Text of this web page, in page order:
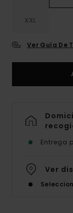
XXL
Ver Guía De
Entrega
Ver